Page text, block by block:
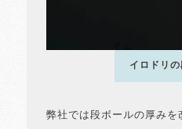
イロドリ
弊社では段ボールの厚み